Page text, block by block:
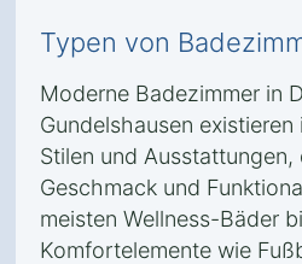
Typen von
Moderne Badezimmer in
Gundelshausen
Stilen und Ausstattungen,
Geschmack und
meisten Wellness-Bäder
Komfortelemente wie